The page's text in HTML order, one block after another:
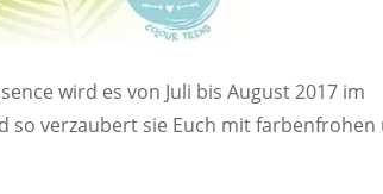
wird es von Juli bis August 2017 im
so verzaubert sie Euch mit farbenfrohen